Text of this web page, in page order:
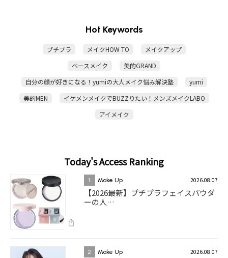
Hot Keywords
プチプラ メイクHOW TO
メイクアップ
ベースメイク
美的GRAND
自分の顔が好きになる！yumiの大人メイク悩み解決塾
yumi
美的MEN
イケメンメイクでBUZZりたい！メンズメイクLABO
アイメイク
Today's Access Ranking
1 Make Up 2026.08.07
【2026最新】プチプラフェイスパウダ
ーの人…
2 Make Up 2026.08.07